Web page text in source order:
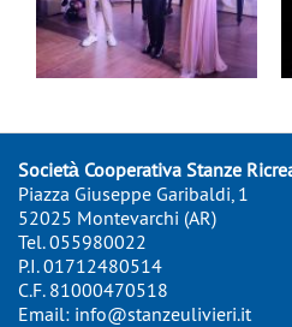
Società Cooperativa Stanze
Piazza Giuseppe Garibaldi, 1
52025 Montevarchi (AR)
Tel.055980022
P.I. 01712480514
C.F. 81000470518
Email: info@stanzeulivieri.it